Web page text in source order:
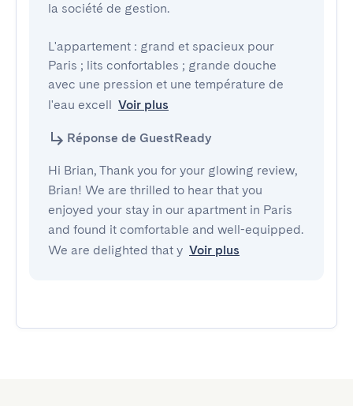
la société de gestion.
L'appartement : grand et spacieux pour
Paris ; lits confortables ; grande douche
avec une pression et une température de
l'eau excell Voir plus
Réponse de GuestReady
Hi Brian, Thank you for your glowing review,
Brian! We are thrilled to hear that you
enjoyed your stay in our apartment in Paris
and found it comfortable and well-equipped.
We are delighted that y Voir plus